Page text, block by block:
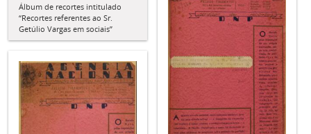
Álbum de recortes intitulado
“Recortes referentes ao Sr.
Getúlio Vargas em sociais”